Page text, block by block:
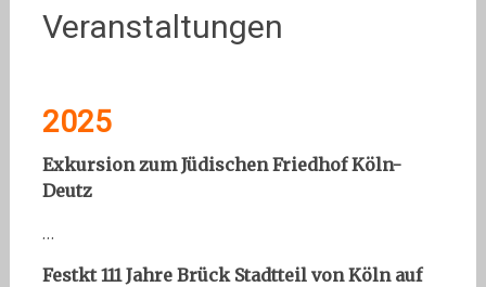
Veranstaltungen
2025
Exkursion zum Jüdischen Friedhof Köln-
Deutz
…
Festkt 111 Jahre Brück Stadtteil von Köln auf